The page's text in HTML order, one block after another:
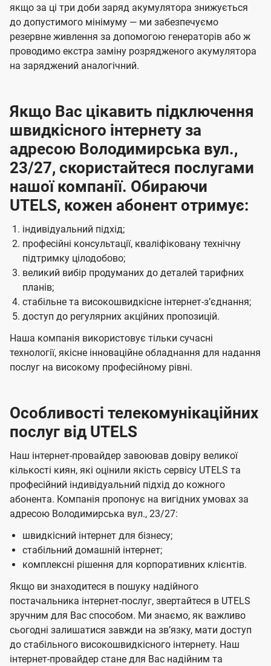
якщо за ці три доби заряд акумулятора знижується
до допустимого мінімуму — ми забезпечуємо
резервне живлення за допомогою генераторів або ж
проводимо екстра заміну розрядженого акумулятора
на заряджений аналогічний.
Якщо Вас цікавить підключення
швидкісного інтернету за
адресою Володимирська вул.,
23/27, скористайтеся послугами
нашої компанії. Обираючи
UTELS, кожен абонент отримує:
індивідуальний підхід;
професійні консультації, кваліфіковану технічну
підтримку цілодобово;
великий вибір продуманих до деталей тарифних
планів;
стабільне та високошвидкісне інтернет-зʼєднання;
доступ до регулярних акційних пропозицій.
Наша компанія використовує тільки сучасні
технології, якісне інноваційне обладнання для надання
послуг на високому професійному рівні.
Особливості телекомунікаційних
послуг від UTELS
Наш інтернет-провайдер завоював довіру великої
кількості киян, які оцінили якість сервісу UTELS та
професійний індивідуальний підхід до кожного
абонента. Компанія пропонує на вигідних умовах за
адресою Володимирська вул., 23/27:
швидкісний інтернет для бізнесу;
стабільний домашній інтернет;
комплексні рішення для корпоративних клієнтів.
Якщо ви знаходитеся в пошуку надійного
постачальника інтернет-послуг, звертайтеся в UTELS
зручним для Вас способом. Ми знаємо, як важливо
сьогодні залишатися завжди на звʼязку, мати доступ
до стабільного високошвидкісного інтернету. Наш
інтернет-провайдер стане для Вас надійним та